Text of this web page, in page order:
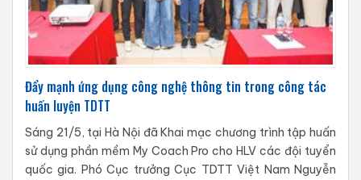
Đẩy mạnh ứng dụng công nghệ thông tin trong công tác
huấn luyện TDTT
Sáng 21/5, tại Hà Nội đã Khai mạc chương trình tập huấn
sử dụng phần mềm My Coach Pro cho HLV các đội tuyển
quốc gia. Phó Cục trưởng Cục TDTT Việt Nam Nguyễn